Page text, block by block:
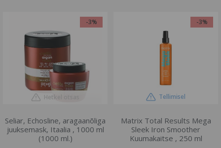
-3%
Hetkel otsas
Seliar, Echosline, aragaanõliga
juuksemask, Itaalia , 1000 ml
(1000 ml.)
-3%
Tellimisel
Matrix Total Results Mega
Sleek Iron Smoother
Kuumakaitse , 250 ml